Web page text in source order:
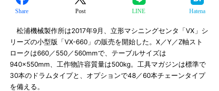
Share Post LINE Hatena
松浦機械製作所は2017年9月、立形マシニングセンタ「VX」シ
リーズの小型版「VX-660」の販売を開始した。X／Y／Z軸スト
ロークは660／550／560mmで、テーブルサイズは
940×550mm、工作物許容質量は500kg。工具マガジンは標準で
30本のドラムタイプと、オプションで48／60本チェーンタイプ
を備える。